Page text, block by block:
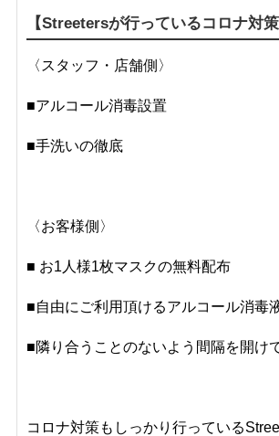
【Streetersが行っているコロナ対策
〈スタッフ・店舗側〉
■アルコール消毒設置
■手洗いの徹底
〈お客様側〉
■ お1人様1枚マスクの無料配布
■自由にご利用頂けるアルコール消毒
■隣り合うことのないよう間隔を開け
コロナ対策もしっかり行っている